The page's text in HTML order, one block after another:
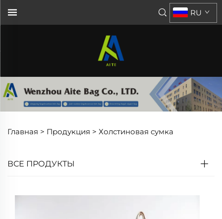
RU
Главная > Продукция > Холстиновая сумка
ВСЕ ПРОДУКТЫ